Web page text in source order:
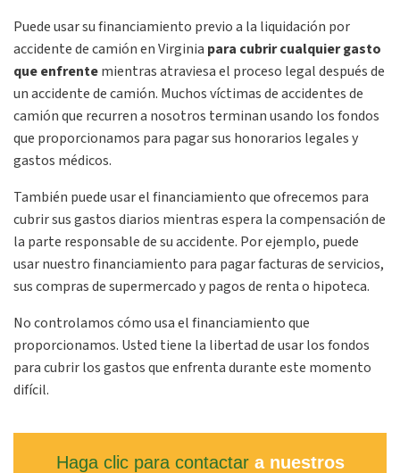
Puede usar su financiamiento previo a la liquidación por
accidente de camión en Virginia para cubrir cualquier gasto
que enfrentemientras atraviesa el proceso legal después de
un accidente de camión. Muchos víctimas de accidentes de
camión que recurren a nosotros terminan usando los fondos
que proporcionamos para pagar sus honorarios legales y
gastos médicos.
También puede usar el financiamiento que ofrecemos para
cubrir sus gastos diarios mientras espera la compensación de
la parte responsable de su accidente. Por ejemplo, puede
usar nuestro financiamiento para pagar facturas de servicios,
sus compras de supermercado y pagos de renta o hipoteca.
No controlamos cómo usa el financiamiento que
proporcionamos. Usted tiene la libertad de usar los fondos
para cubrir los gastos que enfrenta durante este momento
difícil.
Haga clic para contactara nuestros